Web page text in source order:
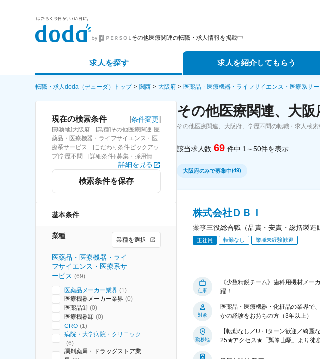
その他医療関連の転職・求人情報を掲載中
求人を探す
詳細条件から探す
求人特集から探す
求人を紹介してもらう
エージェントサービス
スカウトサービス
転職・求人doda（デューダ）トップ 関西 大阪府 医薬品・医療機器・ライフサイエンス・医療系サー
現在の検索条件 [条件変更]
[勤務地]大阪府 [業種]その他医療関連-医
薬品・医療機器・ライフサイエンス・医
療系サービス [こだわり条件ピックアッ
プ]学歴不問 [詳細条件](募集・採用情報)
詳細を見る
検索条件を保存
基本条件
業種 業種を選択
医薬品・医療機器・ライ
フサイエンス・医療系サ
ービス (69)
医薬品メーカー業界 (1)
医療機器メーカー業界 (0)
医薬品卸 (0)
医療機器卸 (0)
CRO (1)
病院・大学病院・クリニック
(6)
調剤薬局・ドラッグストア業
その他医療関連、大
その他医療関連、大阪府、学歴不問の転職・求人検
該当求人数 69 件中 1～50件を表示
大阪府のみで募集中(49)
株式会社ＤＢＩ
薬事三役総合職（品責・安責・総括製造
正社員 転勤なし 業種未経験歓迎
仕事
《少数精鋭チーム》歯科用機材メー
躍！
対象
医薬品・医療機器・化粧品の業界で
かの経験をお持ちの方（3年以上）
勤務地
【転勤なし／U・Iターン歓迎／綺麗
25★アクセス★「瓢箪山駅」より徒歩